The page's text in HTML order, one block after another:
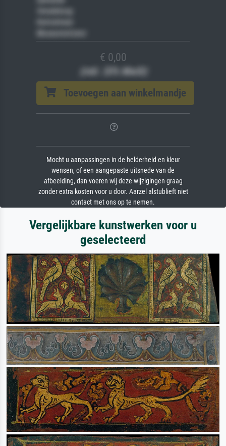
Veredelung
Museumslizenz
€ 0,00
(inkl. 20% MwSt)
Toevoegen aan winkelmandje
Mocht u aanpassingen in de helderheid en kleur
wensen, of een aangepaste uitsnede van de
afbeelding, dan voeren wij deze wijzigingen graag
zonder extra kosten voor u door. Aarzel alstublieft niet
contact met ons op te nemen.
Vergelijkbare kunstwerken voor u
geselecteerd